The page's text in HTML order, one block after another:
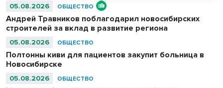
05.08.2026 ОБЩЕСТВО
Андрей Травников поблагодарил новосибирских
строителей за вклад в развитие региона
05.08.2026 ОБЩЕСТВО
Полтонны киви для пациентов закупит больница в
Новосибирске
05.08.2026 ОБЩЕСТВО